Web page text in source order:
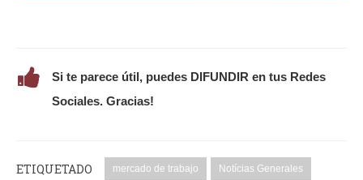
Si te parece útil, puedes DIFUNDIR en tus Redes
Sociales. Gracias!
ETIQUETADO mercado de trabajo Notícias Generales